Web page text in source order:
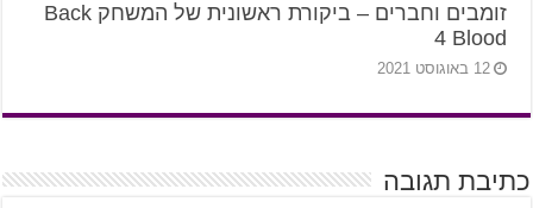
זומבים וחברים – ביקורת ראשונית של המשחק Back
4 Blood
12 באוגוסט 2021
כתיבת תגובה